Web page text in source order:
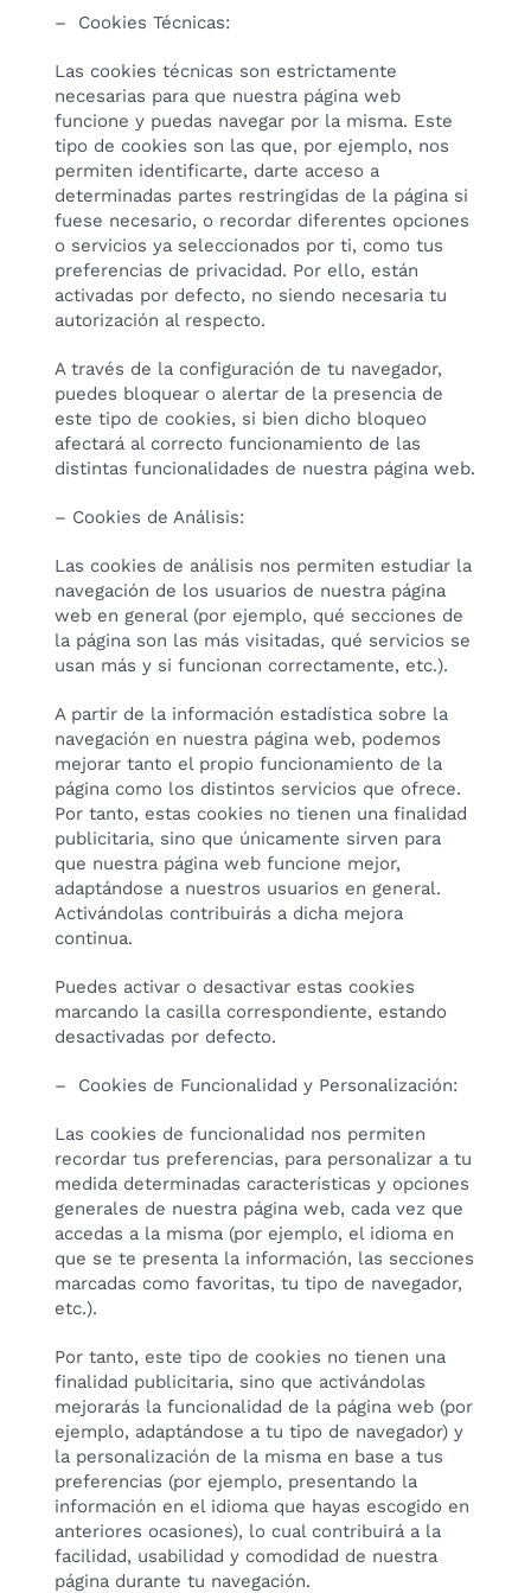
– Cookies Técnicas:
Las cookies técnicas son estrictamente
necesarias para que nuestra página web
funcione y puedas navegar por la misma. Este
tipo de cookies son las que, por ejemplo, nos
permiten identificarte, darte acceso a
determinadas partes restringidas de la página si
fuese necesario, o recordar diferentes opciones
o servicios ya seleccionados por ti, como tus
preferencias de privacidad. Por ello, están
activadas por defecto, no siendo necesaria tu
autorización al respecto.
A través de la configuración de tu navegador,
puedes bloquear o alertar de la presencia de
este tipo de cookies, si bien dicho bloqueo
afectará al correcto funcionamiento de las
distintas funcionalidades de nuestra página web.
– Cookies de Análisis:
Las cookies de análisis nos permiten estudiar la
navegación de los usuarios de nuestra página
web en general (por ejemplo, qué secciones de
la página son las más visitadas, qué servicios se
usan más y si funcionan correctamente, etc.).
A partir de la información estadística sobre la
navegación en nuestra página web, podemos
mejorar tanto el propio funcionamiento de la
página como los distintos servicios que ofrece.
Por tanto, estas cookies no tienen una finalidad
publicitaria, sino que únicamente sirven para
que nuestra página web funcione mejor,
adaptándose a nuestros usuarios en general.
Activándolas contribuirás a dicha mejora
continua.
Puedes activar o desactivar estas cookies
marcando la casilla correspondiente, estando
desactivadas por defecto.
– Cookies de Funcionalidad y Personalización:
Las cookies de funcionalidad nos permiten
recordar tus preferencias, para personalizar a tu
medida determinadas características y opciones
generales de nuestra página web, cada vez que
accedas a la misma (por ejemplo, el idioma en
que se te presenta la información, las secciones
marcadas como favoritas, tu tipo de navegador,
etc.).
Por tanto, este tipo de cookies no tienen una
finalidad publicitaria, sino que activándolas
mejorarás la funcionalidad de la página web (por
ejemplo, adaptándose a tu tipo de navegador) y
la personalización de la misma en base a tus
preferencias (por ejemplo, presentando la
información en el idioma que hayas escogido en
anteriores ocasiones), lo cual contribuirá a la
facilidad, usabilidad y comodidad de nuestra
página durante tu navegación.